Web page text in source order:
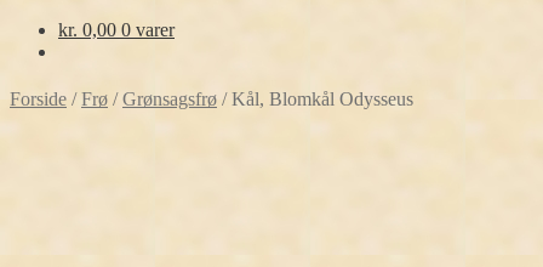
kr. 0,00 0 varer
Forside /Frø /Grønsagsfrø /Kål, Blomkål Odysseus